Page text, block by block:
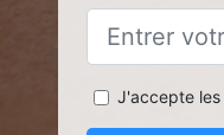
J'accepte les